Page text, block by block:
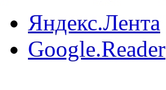
Яндекс.Лента
Google.Reader